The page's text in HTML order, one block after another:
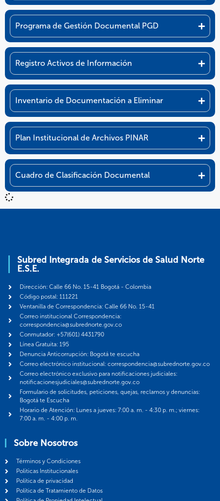
Programa de Gestión Documental PGD
Registro Activos de Información
Inventario de Documentación a Eliminar
Plan Institucional de Archivos PINAR
Cuadro de Clasificación Documental
Subred Integrada de Servicios de Salud Norte
E.S.E.
Dirección: Calle 66 No. 15-41 Bogotá - Colombia
Código postal: 111221
Ventanilla de Correspondencia: Calle 66 No. 15-41
Correo institucional Correspondencia:
correspondencia@subrednorte.gov.co
Conmutador: +57(601) 4431790
Línea Gratuita: 195
Denuncia Anticorrupción: Bogotá te escucha
Correo electrónico institucional: correspondencia@subrednorte.gov.co
Correo electrónico exclusivo para notificaciones judiciales:
notificacionesjudiciales@subrednorte.gov.co
Formulario de solicitudes, peticiones, quejas, reclamos y denuncias:
Bogotá te Escucha
Horario de Atención: Lunes a jueves: 7:00 a. m. - 4:30 p. m.; viernes:
7:00 a. m. - 4:00 p. m.
Sobre Nosotros
Términos y Condiciones
Politicas Institucionales
Política de privacidad
Política de Tratamiento de Datos